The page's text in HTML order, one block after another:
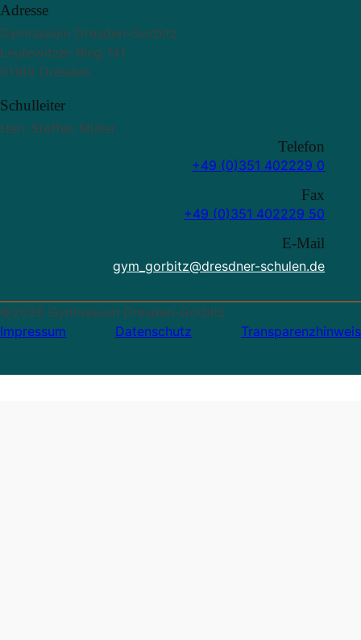
Adresse
Gymnasium Dresden-Gorbitz
Leutewitzer Ring 141
01169 Dresden
Schulleiter
Herr Steffen Müller
Telefon
+49 (0)351 402229 0
Fax
+49 (0)351 402229 50
E-Mail
gym_gorbitz@dresdner-schulen.de
©2026 Gymnasium Dresden-Gorbitz
Impressum
Datenschutz Transparenzhinweis